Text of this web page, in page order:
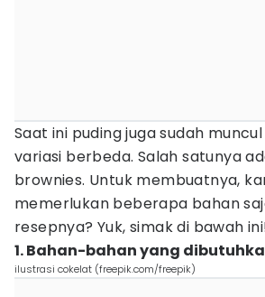
Saat ini puding juga sudah
variasi berbeda. Salah satunya
brownies. Untuk membuatnya,
memerlukan beberapa bahan
resepnya? Yuk, simak di bawah
1. Bahan-bahan yang
ilustrasi cokelat (freepik.com/freepik)